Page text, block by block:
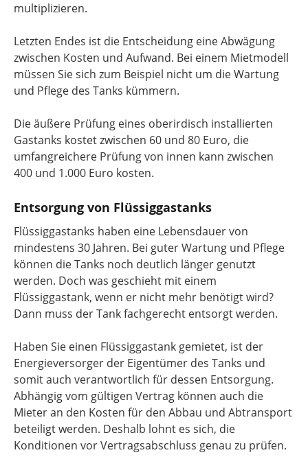
multiplizieren.
Letzten Endes ist die Entscheidung eine Abwägung
zwischen Kosten und Aufwand. Bei einem Mietmodell
müssen Sie sich zum Beispiel nicht um die Wartung
und Pflege des Tanks kümmern.
Die äußere Prüfung eines oberirdisch installierten
Gastanks kostet zwischen 60 und 80 Euro, die
umfangreichere Prüfung von innen kann zwischen
400 und 1.000 Euro kosten.
Entsorgung von Flüssiggastanks
Flüssiggastanks haben eine Lebensdauer von
mindestens 30 Jahren. Bei guter Wartung und Pflege
können die Tanks noch deutlich länger genutzt
werden. Doch was geschieht mit einem
Flüssiggastank, wenn er nicht mehr benötigt wird?
Dann muss der Tank fachgerecht entsorgt werden.
Haben Sie einen Flüssiggastank gemietet, ist der
Energieversorger der Eigentümer des Tanks und
somit auch verantwortlich für dessen Entsorgung.
Abhängig vom gültigen Vertrag können auch die
Mieter an den Kosten für den Abbau und Abtransport
beteiligt werden. Deshalb lohnt es sich, die
Konditionen vor Vertragsabschluss genau zu prüfen.